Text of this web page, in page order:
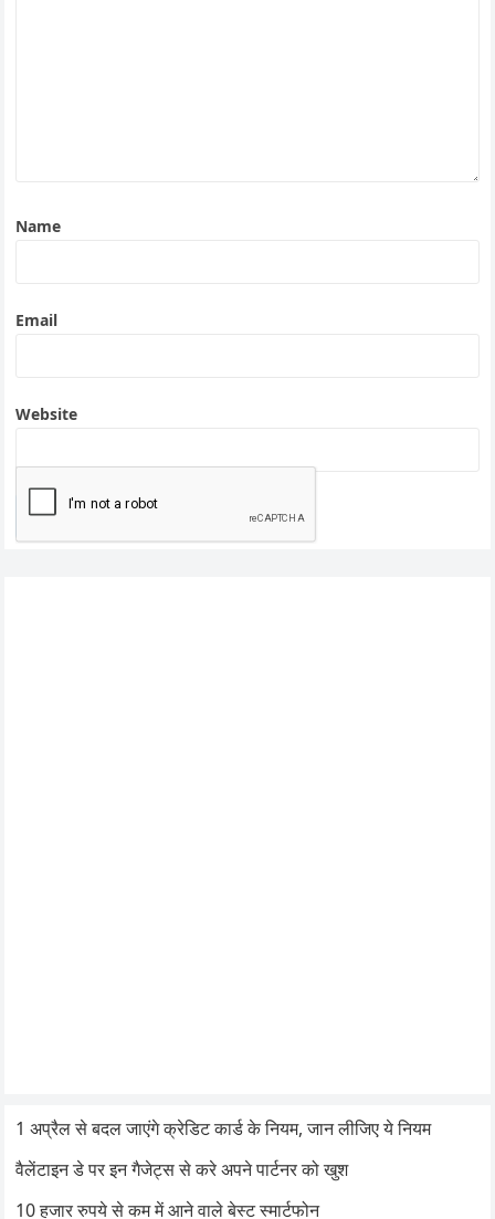
Name
Email
Website
1 अप्रैल से बदल जाएंगे क्रेडिट कार्ड के नियम, जान लीजिए ये नियम
वैलेंटाइन डे पर इन गैजेट्स से करे अपने पार्टनर को खुश
10 हजार रुपये से कम में आने वाले बेस्ट स्मार्टफोन